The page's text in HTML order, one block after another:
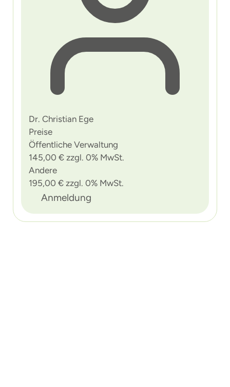
Dr. Christian Ege
Preise
Öffentliche Verwaltung
145,00 € zzgl. 0% MwSt.
Andere
195,00 € zzgl. 0% MwSt.
Anmeldung